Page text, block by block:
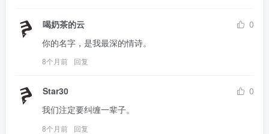
喝奶茶的云
0
你的名字，是我最深的情诗。
8个月前 回复
Star30
0
我们注定要纠缠一辈子。
8个月前 回复